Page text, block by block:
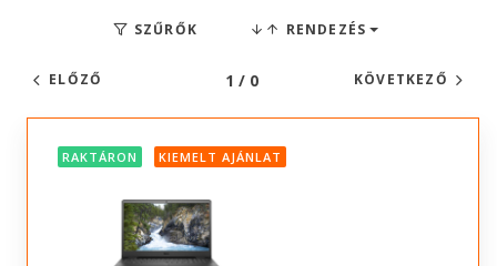
SZŰRŐK RENDEZÉS
ELŐZŐ 1 / 0 KÖVETKEZŐ
RAKTÁRON KIEMELT AJÁNLAT